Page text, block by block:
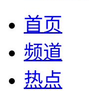
首页
频道
热点